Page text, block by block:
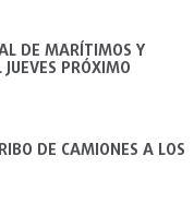
DE MARÍTIMOS Y
PRÓXIMO
DE CAMIONES A LOS